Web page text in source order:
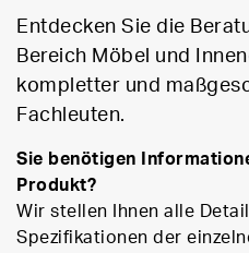
Entdecken Sie die
Bereich Möbel und
kompletter und
Fachleuten.
Sie benötigen
Produkt?
Wir stellen Ihnen alle
Spezifikationen der